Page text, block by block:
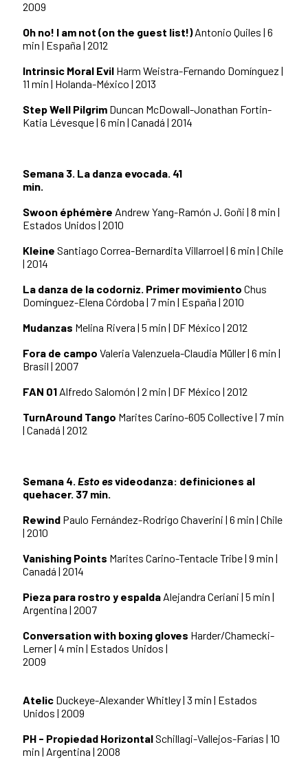
2009
Oh no! I am not (on the guest list!)Antonio Quiles | 6
min | España | 2012
Intrinsic Moral Evil Harm Weistra-Fernando Domínguez |
11 min | Holanda-México | 2013
Step Well Pilgrim Duncan McDowall-Jonathan Fortin-
Katia Lévesque | 6 min | Canadá | 2014
Semana 3. La danza evocada. 41
min.
Swoon éphémère Andrew Yang-Ramón J. Goñi | 8 min |
Estados Unidos | 2010
Kleine Santiago Correa-Bernardita Villarroel | 6 min | Chile
| 2014
La danza de la codorniz. Primer movimiento Chus
Domínguez-Elena Córdoba | 7 min | España | 2010
Mudanzas Melina Rivera | 5 min | DF México | 2012
Fora de campo Valeria Valenzuela-Claudia Müller | 6 min |
Brasil | 2007
FAN 01 Alfredo Salomón | 2 min | DF México | 2012
TurnAround Tango Marites Carino-605 Collective | 7 min
| Canadá | 2012
Semana 4. Esto esvideodanza: definiciones al
quehacer. 37 min.
Rewind Paulo Fernández-Rodrigo Chaverini | 6 min | Chile
| 2010
Vanishing Points Marites Carino-Tentacle Tribe | 9 min |
Canadá | 2014
Pieza para rostro y espalda Alejandra Ceriani | 5 min |
Argentina | 2007
Conversation with boxing gloves Harder/Chamecki-
Lerner | 4 min | Estados Unidos |
2009
Atelic Duckeye-Alexander Whitley | 3 min | Estados
Unidos | 2009
PH - Propiedad HorizontalSchillagi-Vallejos-Farías | 10
min | Argentina | 2008